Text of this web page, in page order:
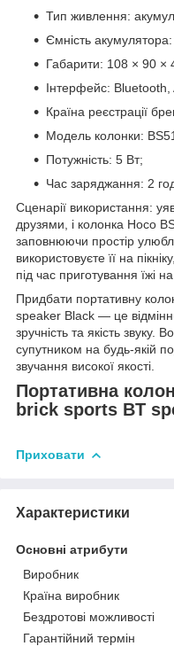
Тип живлення:
Ємність
Габарити: 108 × 90 ×
Інтерфейс:
Країна реєстрації
Модель колонки:
Потужність: 5 Вт;
Час заряджання: 2
Сценарії використання:
друзями, і колонка Hoco
заповнюючи простір
використовуєте її на
під час приготування їжі на
Придбати портативну
speaker Black — це
зручність та якість
супутником на будь-якій
звучання високої якості.
Портативна
brick sports BT
Приховати
Характеристики
Основні атрибути
Виробник
Країна виробник
Бездротові можливості
Гарантійний термін